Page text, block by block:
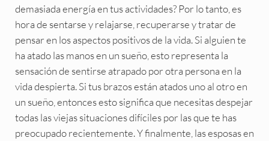
demasiada energía en tus actividades? Por lo tanto, es
hora de sentarse y relajarse, recuperarse y tratar de
pensar en los aspectos positivos de la vida. Si alguien te
ha atado las manos en un sueño, esto representa la
sensación de sentirse atrapado por otra persona en la
vida despierta. Si tus brazos están atados uno al otro en
un sueño, entonces esto significa que necesitas despejar
todas las viejas situaciones difíciles por las que te has
preocupado recientemente. Y finalmente, las esposas en